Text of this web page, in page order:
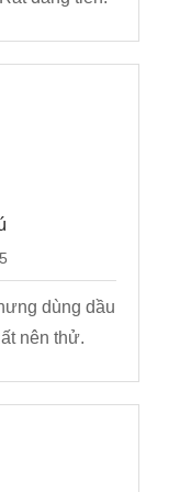
dùng dầu
nên thử.